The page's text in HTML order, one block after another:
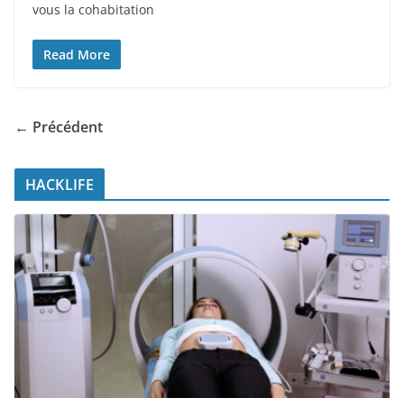
vous la cohabitation
Read More
← Précédent
HACKLIFE